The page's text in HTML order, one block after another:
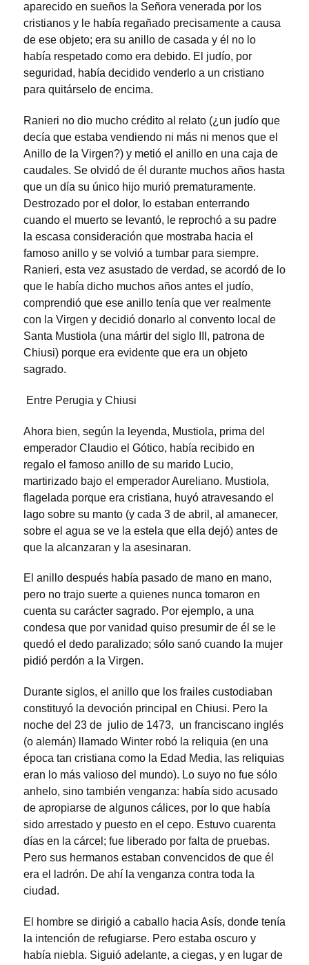
aparecido en sueños la Señora venerada por los
cristianos y le había regañado precisamente a causa
de ese objeto; era su anillo de casada y él no lo
había respetado como era debido. El judío, por
seguridad, había decidido venderlo a un cristiano
para quitárselo de encima.
Ranieri no dio mucho crédito al relato (¿un judío que
decía que estaba vendiendo ni más ni menos que el
Anillo de la Virgen?) y metió el anillo en una caja de
caudales. Se olvidó de él durante muchos años hasta
que un día su único hijo murió prematuramente.
Destrozado por el dolor, lo estaban enterrando
cuando el muerto se levantó, le reprochó a su padre
la escasa consideración que mostraba hacia el
famoso anillo y se volvió a tumbar para siempre.
Ranieri, esta vez asustado de verdad, se acordó de lo
que le había dicho muchos años antes el judío,
comprendió que ese anillo tenía que ver realmente
con la Virgen y decidió donarlo al convento local de
Santa Mustiola (una mártir del siglo III, patrona de
Chiusi) porque era evidente que era un objeto
sagrado.
Entre Perugia y Chiusi
Ahora bien, según la leyenda, Mustiola, prima del
emperador Claudio el Gótico, había recibido en
regalo el famoso anillo de su marido Lucio,
martirizado bajo el emperador Aureliano. Mustiola,
flagelada porque era cristiana, huyó atravesando el
lago sobre su manto (y cada 3 de abril, al amanecer,
sobre el agua se ve la estela que ella dejó) antes de
que la alcanzaran y la asesinaran.
El anillo después había pasado de mano en mano,
pero no trajo suerte a quienes nunca tomaron en
cuenta su carácter sagrado. Por ejemplo, a una
condesa que por vanidad quiso presumir de él se le
quedó el dedo paralizado; sólo sanó cuando la mujer
pidió perdón a la Virgen.
Durante siglos, el anillo que los frailes custodiaban
constituyó la devoción principal en Chiusi. Pero la
noche del 23 de julio de 1473, un franciscano inglés
(o alemán) llamado Winter robó la reliquia (en una
época tan cristiana como la Edad Media, las reliquias
eran lo más valioso del mundo). Lo suyo no fue sólo
anhelo, sino también venganza: había sido acusado
de apropiarse de algunos cálices, por lo que había
sido arrestado y puesto en el cepo. Estuvo cuarenta
días en la cárcel; fue liberado por falta de pruebas.
Pero sus hermanos estaban convencidos de que él
era el ladrón. De ahí la venganza contra toda la
ciudad.
El hombre se dirigió a caballo hacia Asís, donde tenía
la intención de refugiarse. Pero estaba oscuro y
había niebla. Siguió adelante, a ciegas, y en lugar de